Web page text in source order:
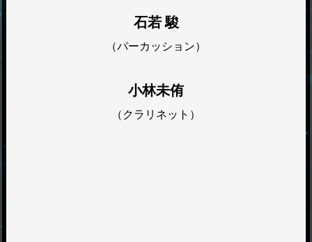
石若 駿
（パーカッション）
小林未侑
（クラリネット）